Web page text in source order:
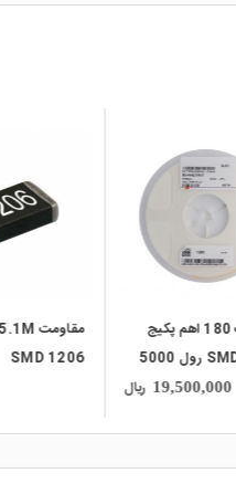
مقاومت 180 اهم پکیج
SMD 1206 رول 5000
19,500,000 ریال
SMD 1206